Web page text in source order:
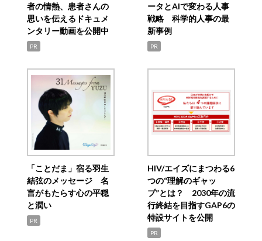
者の情熱、患者さんの
思いを伝えるドキュメ
ンタリー動画を公開中
PR
ータとAIで変わる人事
戦略 科学的人事の最
新事例
PR
「ことだま」宿る羽生
結弦のメッセージ 名
言がもたらす心の平穏
と潤い
PR
HIV/エイズにまつわる6
つの“理解のギャッ
プ”とは？ 2030年の流
行終結を目指すGAP6の
特設サイトを公開
PR